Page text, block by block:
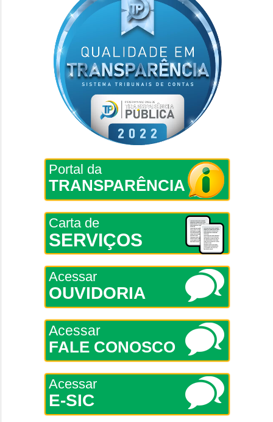
Portal da
TRANSPARÊNCIA
Carta de
SERVIÇOS
Acessar
OUVIDORIA
Acessar
FALE CONOSCO
Acessar
E-SIC